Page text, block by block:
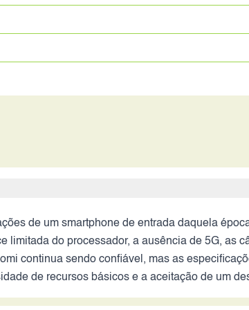
de um smartphone de entrada daquela
limitada do processador, a ausência de 5G, as
continua sendo confiável, mas as
de recursos básicos e a aceitação de um